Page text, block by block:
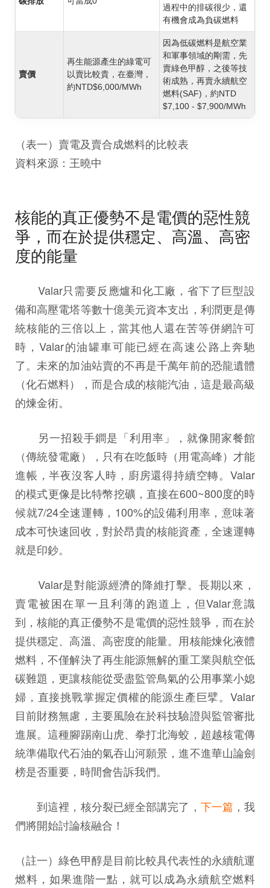
過程中的排碳很少，還
有機會成為負碳燃料
賣價
再生能源產生的綠電可
以賣比較貴，在臺灣，
約NTD$6,000/MWh
因為低碳燃料是航空業
和軍事領域的剛需，先
賣綠色甲醇，之後等技
術成熟，再賣永續航空
燃料(SAF)，約NTD
$7,100 - $7,900/MWh
（表一）賣電及賣合成燃料的比較表
資料來源：王曉中
核能的真正優勢不是電價的惡性競
爭，而在於提供穩定、高溫、高密
度的能量
Valar只需要反應爐和化工廠，省下了巨型設
備和高壓電塔等數十億美元資本支出，利潤更是傳
統核能的三倍以上，當其他人還在苦等併網許可
時，Valar的油罐車可能已經在高速公路上奔馳
了。未來的加油站賣的不再是千萬年前的恐龍遺體
（化石燃料），而是合成的核能汽油，這是最高級
的煉金術。
另一招殺手鐧是「利用率」，就像開家餐館
（傳統發電廠），只有在吃飯時（用電高峰）才能
進帳，半夜沒客人時，廚房還得持續空轉。Valar
的模式更像是比特幣挖礦，直接在600~800度的時
候就7/24全速運轉，100%的設備利用率，意味著
成本可快速回收，對於昂貴的核能資產，全速運轉
就是印鈔。
Valar是對能源經濟的降維打擊。長期以來，
賣電被困在單一且利薄的跑道上，但Valar意識
到，核能的真正優勢不是電價的惡性競爭，而在於
提供穩定、高溫、高密度的能量。用核能煉化液體
燃料，不僅解決了再生能源無解的重工業與航空低
碳難題，更讓核能從受盡監管鳥氣的公用事業小媳
婦，直接挑戰掌握定價權的能源生產巨擘。Valar
目前財務無慮，主要風險在於科技驗證與監管審批
進展。這種腳踢南山虎、拳打北海蛟，超越核電傳
統準備取代石油的氣吞山河願景，進不進華山論劍
榜是否重要，時間會告訴我們。
到這裡，核分裂已經全部講完了， 下一篇 ，我
們將開始討論核融合！
（註一）綠色甲醇是目前比較具代表性的永續航運
燃料，如果進階一點，就可以成為永續航空燃料